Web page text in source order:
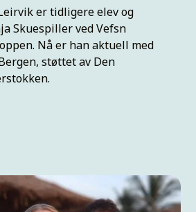
er tidligere elev og
Skuespiller ved Vefsn
Nå er han aktuell med
støttet av Den